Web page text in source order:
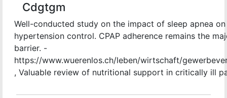
Cdgtgm
Well-conducted study on the impact of sleep apnea on
hypertension control. CPAP adherence remains the
barrier. -
https://www.wuerenlos.ch/leben/wirtschaft/
, Valuable review of nutritional support in critically ill